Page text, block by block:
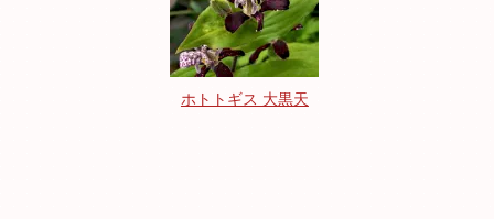
ホトトギス 大黒天